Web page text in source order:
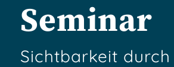
Seminar
Sichtbarkeit durch